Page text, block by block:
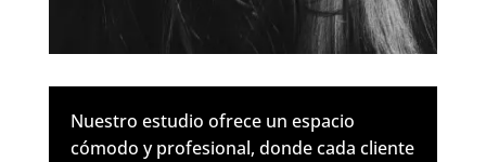
Nuestro estudio ofrece un espacio
cómodo y profesional, donde cada cliente